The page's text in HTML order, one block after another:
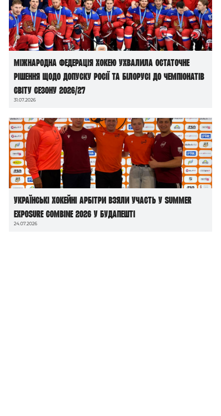
Міжнародна федерація хокею ухвалила остаточне
рішення щодо допуску росії та білорусі до чемпіонатів
світу сезону 2026/27
31.07.2026
Українські хокейні арбітри взяли участь у Summer
Exposure Combine 2026 у Будапешті
24.07.2026